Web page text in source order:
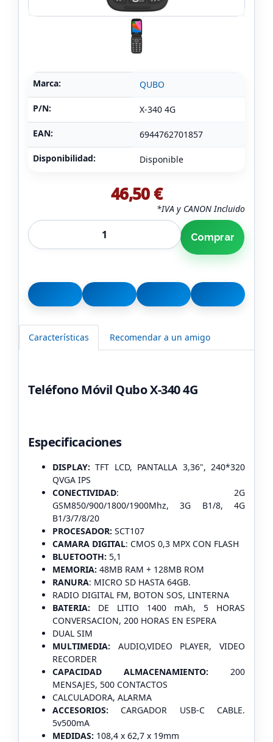
Marca: QUBO
P/N: X-340 4G
EAN: 6944762701857
Disponibilidad: Disponible
46,50 €
*IVA y CANON Incluido
Comprar
Características Recomendar a un amigo
Teléfono Móvil Qubo X-340 4G
Especificaciones
DISPLAY: TFT LCD, PANTALLA 3,36", 240*320
QVGA IPS
CONECTIVIDAD: 2G
GSM850/900/1800/1900Mhz,3G B1/8,4G
B1/3/7/8/20
PROCESADOR: SCT107
CAMARA DIGITAL: CMOS 0,3 MPX CON FLASH
BLUETOOTH: 5,1
MEMORIA: 48MB RAM + 128MB ROM
RANURA: MICRO SD HASTA 64GB.
RADIO DIGITAL FM, BOTON SOS, LINTERNA
BATERIA: DE LITIO 1400 mAh, 5 HORAS
CONVERSACION, 200 HORAS EN ESPERA
DUAL SIM
MULTIMEDIA: AUDIO,VIDEO PLAYER, VIDEO
RECORDER
CAPACIDAD ALMACENAMIENTO: 200
MENSAJES, 500 CONTACTOS
CALCULADORA, ALARMA
ACCESORIOS: CARGADOR USB-C CABLE.
5v500mA
MEDIDAS: 108,4 x 62,7 x 19mm